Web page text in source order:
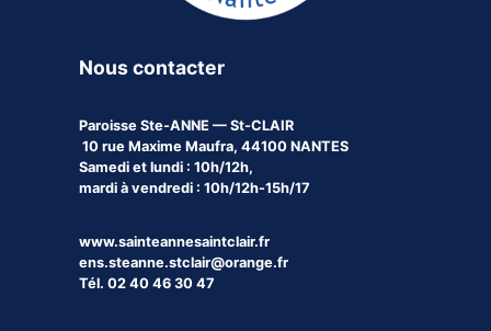
Nous contacter
Paroisse Ste-ANNE — St-CLAIR
10 rue Maxime Maufra, 44100 NANTES
Samedi et lundi : 10h/12h,
mardi à vendredi : 10h/12h-15h/17
www.sainteannesaintclair.fr
ens.steanne.stclair@orange.fr
Tél. 02 40 46 30 47